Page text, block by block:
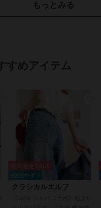
材/無地 / ロゴ/
ストレートパンツ
アウトドア
全般
カジュアル
その他パンツ
綿100％
ーンズ・デニム素材
材/無地 ロゴ/洗える
ズストレート / ワイド・
もっとみる
すめアイテム
¥200ｸｰﾎﾟﾝ
クラシカルエルフ